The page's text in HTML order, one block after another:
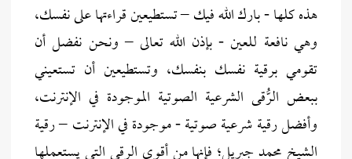
هذه كلها - بارك الله فيك – تستطيعين قراءتها على نفسك،
وهي نافعة للعين - بإذن الله تعالى – ونحن نفضل أن
تقومي برقية نفسك بنفسك، وتستطيعين أن تستعيني
ببعض الرُّقى الشرعية الصوتية الموجودة في الإنترنت،
وأفضل رقية شرعية صوتية - موجودة في الإنترنت – رقية